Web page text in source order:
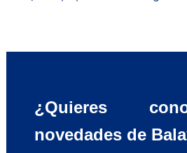
¿Quieres
novedades de